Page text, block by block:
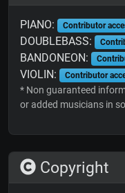
PIANO: Contributor
DOUBLEBASS:
BANDONEON:
VIOLIN: Contributor
* Non guaranteed
or added musicians in
Copyright